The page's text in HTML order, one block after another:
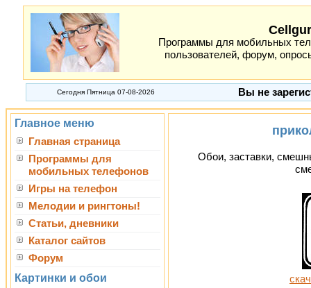
Программы для мобильных
пользователей, форум,
Сегодня Пятница 07-08-2026 Вы не
Главное меню
Главная страница
Программы для
мобильных телефонов
Игры на телефон
Мелодии и рингтоны!
Статьи, дневники
Каталог сайтов
Форум
Картинки и обои
Обои, заставки,